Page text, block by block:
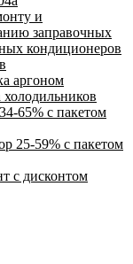
и
заправочных
кондиционеров
аргоном
65% с пакетом
25-59% с пакетом
с дисконтом